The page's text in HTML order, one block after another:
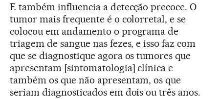
E também influencia a detecção precoce. O
tumor mais frequente é o colorretal, e se
colocou em andamento o programa de
triagem de sangue nas fezes, e isso faz com
que se diagnostique agora os tumores que
apresentam [sintomatologia] clínica e
também os que não apresentam, os que
seriam diagnosticados em dois ou três anos.